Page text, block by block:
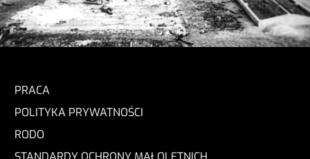
PRACA
POLITYKA PRYWATNOŚCI
RODO